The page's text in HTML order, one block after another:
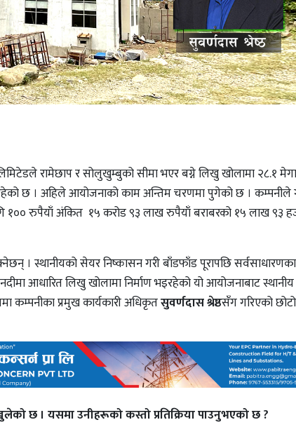
रामेछाप र सोलुखुम्बुको सीमा भएर बग्ने लिखु खोलामा २८.१
छ । अहिले आयोजनाको काम अन्तिम चरणमा पुगेको छ ।
१०० रुपैयाँ अंकित १५ करोड ९३ लाख रुपैयाँ बराबरको १५ लाख ९३
। स्थानीयको सेयर निष्कासन गरी बाँडफाँड पूरापछि
आधारित लिखु खोलामा निर्माण भइरहेको यो आयोजनाबाट
कम्पनीका प्रमुख कार्यकारी अधिकृतसुवर्णदास श्रेष्ठसँग गरिएको
छ । यसमा उनीहरूको कस्तो प्रतिक्रिया पाउनुभएको छ ?